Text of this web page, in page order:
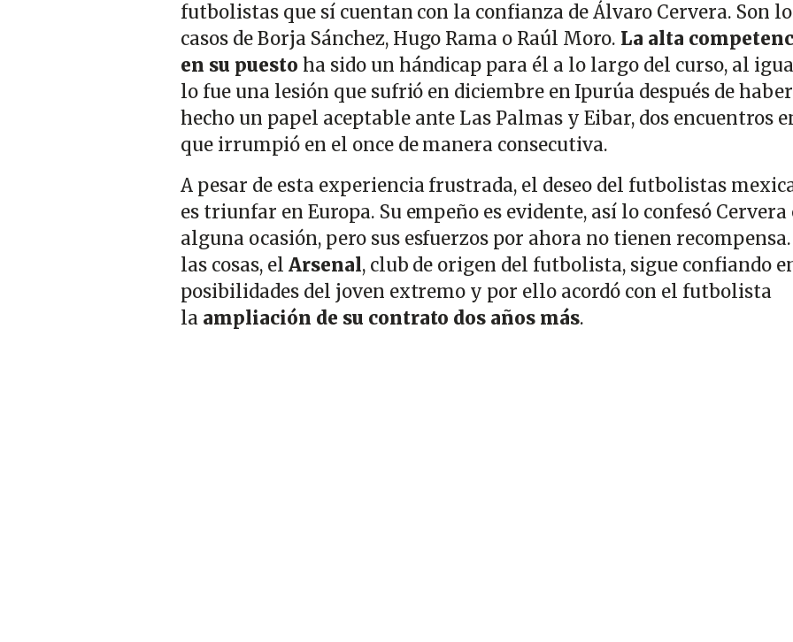
futbolistas que sí cuentan con la confianza de Álvaro Cervera. Son
casos de Borja Sánchez, Hugo Rama o Raúl Moro. La alta
en su puesto ha sido un hándicap para él a lo largo del curso, al
lo fue una lesión que sufrió en diciembre en Ipurúa después de haber
hecho un papel aceptable ante Las Palmas y Eibar, dos encuentros
que irrumpió en el once de manera consecutiva.
A pesar de esta experiencia frustrada, el deseo del futbolistas
es triunfar en Europa. Su empeño es evidente, así lo confesó Cervera
alguna ocasión, pero sus esfuerzos por ahora no tienen
las cosas, el Arsenal, club de origen del futbolista, sigue confiando
posibilidades del joven extremo y por ello acordó con el futbolista
la ampliación de su contrato dos años más.